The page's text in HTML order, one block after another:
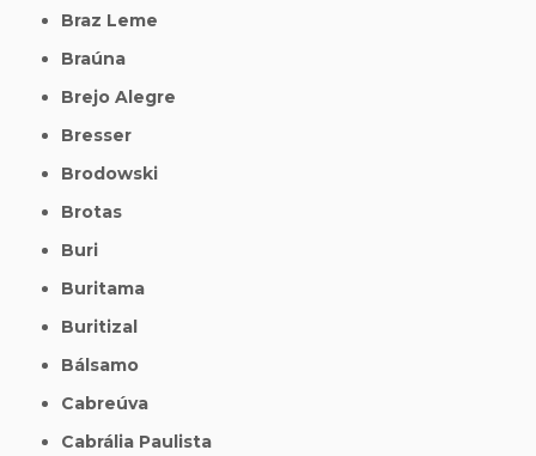
Braz Leme
Braúna
Brejo Alegre
Bresser
Brodowski
Brotas
Buri
Buritama
Buritizal
Bálsamo
Cabreúva
Cabrália Paulista